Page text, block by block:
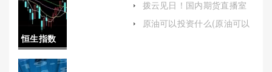
下跌(伊朗
原油销量
下跌原因)
恒生指数
08535(恒
拨云见日！国内期货直播室
货直播室)
原油可以投资什么(原油可以